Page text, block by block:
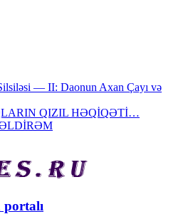
Silsiləsi — II: Daonun Axan Çayı və
QIZIL HƏQİQƏTİ…